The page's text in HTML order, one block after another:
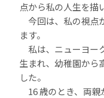
点から私の人生を描
今回は、私の視点
ます。
私は、ニューヨー
生まれ、幼稚園から
した。
16 歳のとき、両